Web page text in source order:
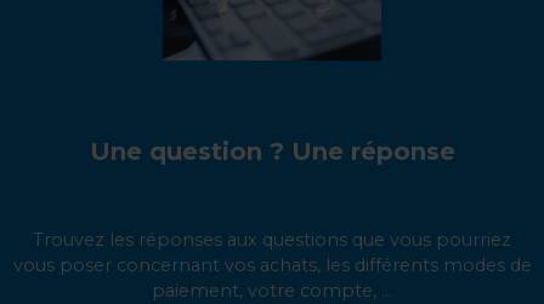
Une question ? Une réponse
Trouvez les réponses aux questions que vous pourriez
vous poser concernant vos achats, les différents modes de
paiement, votre compte, ...